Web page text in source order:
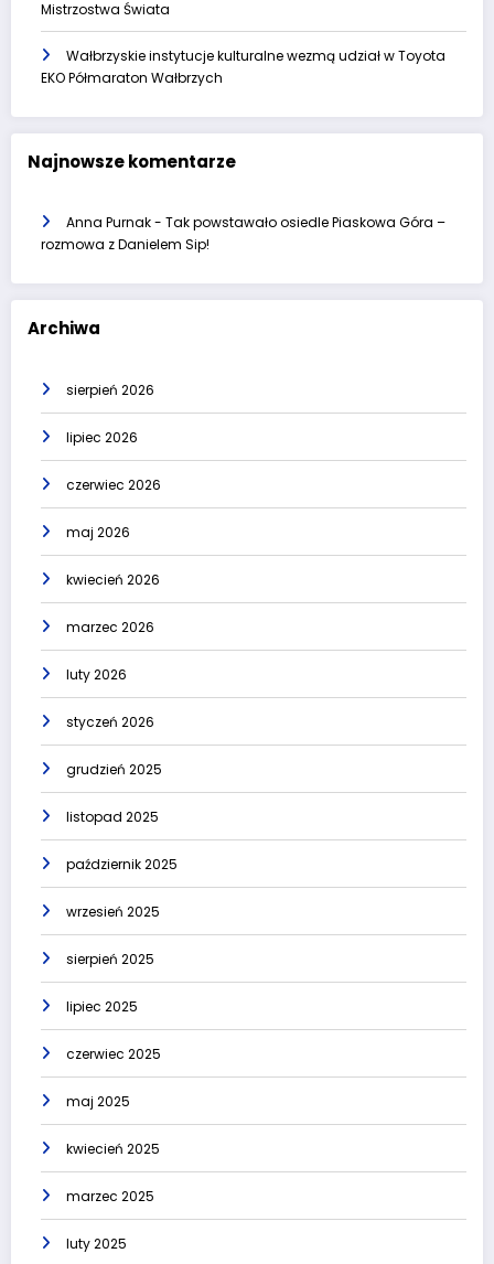
Mistrzostwa Świata
Wałbrzyskie instytucje kulturalne wezmą udział w Toyota
EKO Półmaraton Wałbrzych
Najnowsze komentarze
Anna Purnak- Tak powstawało osiedle Piaskowa Góra –
rozmowa z Danielem Sip!
Archiwa
sierpień 2026
lipiec 2026
czerwiec 2026
maj 2026
kwiecień 2026
marzec 2026
luty 2026
styczeń 2026
grudzień 2025
listopad 2025
październik 2025
wrzesień 2025
sierpień 2025
lipiec 2025
czerwiec 2025
maj 2025
kwiecień 2025
marzec 2025
luty 2025